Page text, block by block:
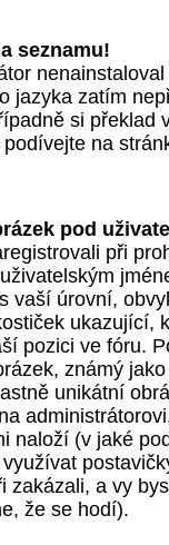
seznamu!
jazyka zatím
si překlad
na
pod
při
vaší úrovní,
ukazující,
pozici ve fóru.
známý
unikátní
naloží (v jaké
zakázali, a vy
že se hodí).